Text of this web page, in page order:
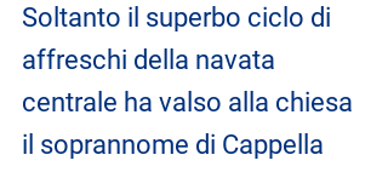
Soltanto il superbo ciclo di
affreschi della navata
centrale ha valso alla chiesa
il soprannome di Cappella